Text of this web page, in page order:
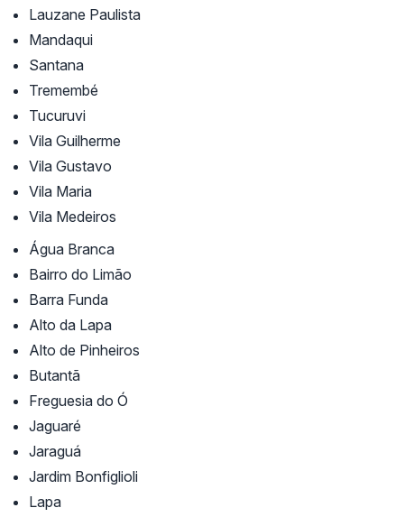
Lauzane Paulista
Mandaqui
Santana
Tremembé
Tucuruvi
Vila Guilherme
Vila Gustavo
Vila Maria
Vila Medeiros
Água Branca
Bairro do Limão
Barra Funda
Alto da Lapa
Alto de Pinheiros
Butantã
Freguesia do Ó
Jaguaré
Jaraguá
Jardim Bonfiglioli
Lapa